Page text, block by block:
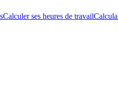
Calculer ses heures de travail